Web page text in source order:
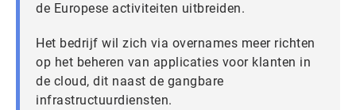
de Europese activiteiten uitbreiden.
Het bedrijf wil zich via overnames meer richten
op het beheren van applicaties voor klanten in
de cloud, dit naast de gangbare
infrastructuurdiensten.